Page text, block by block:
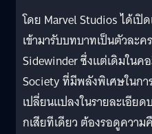
โดย Marvel Studios ได้เปิ
เข้ามารับบทบาทเป็นตัวละ
Sidewinder ซึ่งแต่เดิมในค
Society ที่มีพลังพิเศษในก
เปลี่ยนแปลงในรายละเอีย
กเสียทีเดียว ต้องรอดูควา